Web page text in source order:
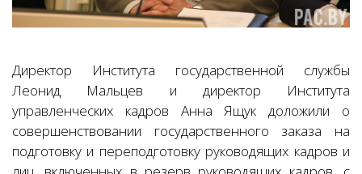
Директор Института государственной службы
Леонид Мальцев и директор Института
управленческих кадров Анна Ящук доложили о
совершенствовании государственного заказа на
подготовку и переподготовку руководящих кадров и